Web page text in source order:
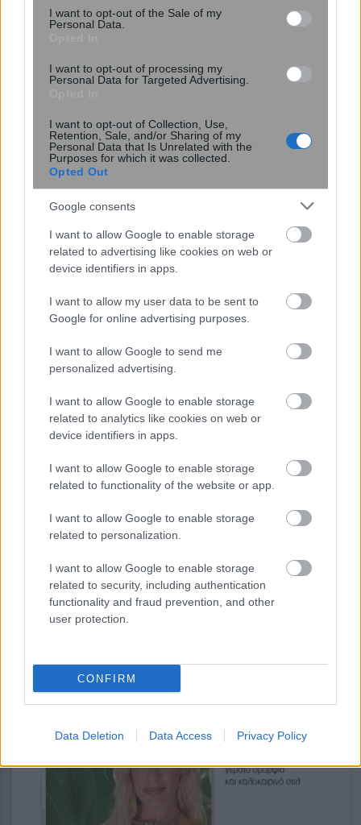
consent section.
I want to opt-out of the Sale of my
Personal Data.
I want to opt-out of processing my
Personal Data for Targeted Advertising.
I want to opt-out of Collection, Use,
Retention, Sale, and/or Sharing of my
Personal Data that Is Unrelated with the
Purposes for which it was collected.
Opted Out
Google consents
I want to allow Google to enable storage
related to advertising like cookies on web or
device identifiers in apps.
I want to allow my user data to be sent to
Google for online advertising purposes.
I want to allow Google to send me
personalized advertising.
I want to allow Google to enable storage
related to analytics like cookies on web or
device identifiers in apps.
I want to allow Google to enable storage
related to functionality of the website or app.
I want to allow Google to enable storage
related to personalization.
I want to allow Google to enable storage
related to security, including authentication
functionality and fraud prevention, and other
user protection.
CONFIRM
Data Deletion Data Access Privacy Policy
Η Realnews που κυκλοφορεί σήμερα
, 19 Ιουλίου 2026 ||